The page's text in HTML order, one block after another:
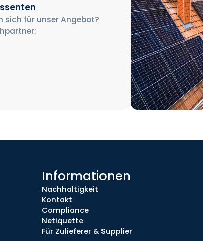
sich für unser Angebot?
Informationen
Nachhaltigkeit
Kontakt
Compliance
Netiquette
Für Zulieferer & Supplier